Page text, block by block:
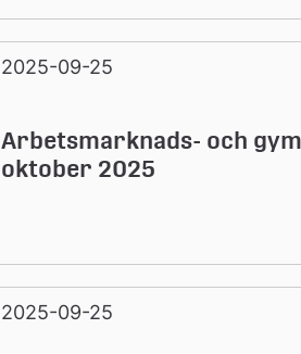
2025-09-25
Arbetsmarknads- och
oktober 2025
2025-09-25